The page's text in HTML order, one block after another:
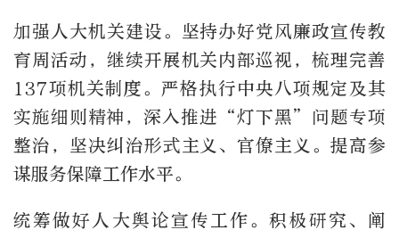
加强人大机关建设。坚持办好党风廉政宣传教
育周活动，继续开展机关内部巡视，梳理完善
137项机关制度。严格执行中央八项规定及其
实施细则精神，深入推进“灯下黑”问题专项
整治，坚决纠治形式主义、官僚主义。提高参
谋服务保障工作水平。
统筹做好人大舆论宣传工作。积极研究、阐